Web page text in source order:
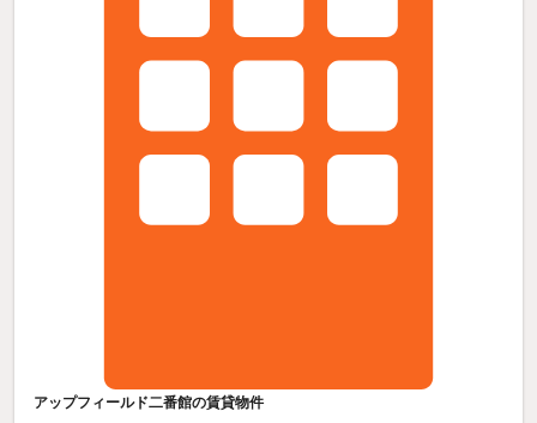
アップフィールド二番館の賃貸物件